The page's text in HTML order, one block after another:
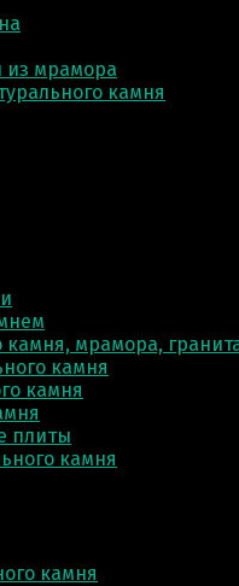
мрамора
камня
мрамора,
камня
камня
плиты
камня
камня